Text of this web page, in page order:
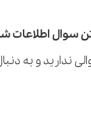
سوال اطلاعات
ندارید و به